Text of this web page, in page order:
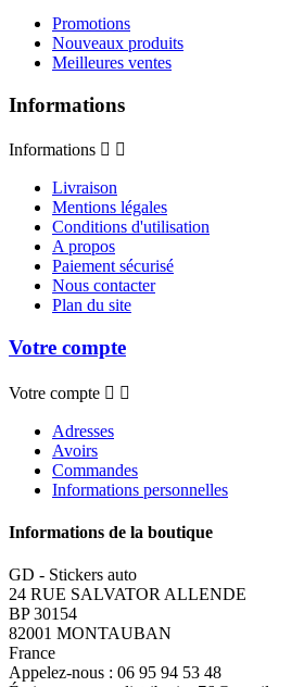
Promotions
Nouveaux produits
Meilleures ventes
Informations
Informations  
Livraison
Mentions légales
Conditions d'utilisation
A propos
Paiement sécurisé
Nous contacter
Plan du site
Votre compte
Votre compte  
Adresses
Avoirs
Commandes
Informations personnelles
Informations de la boutique
GD - Stickers auto
24 RUE SALVATOR ALLENDE
BP 30154
82001 MONTAUBAN
France
Appelez-nous : 06 95 94 53 48